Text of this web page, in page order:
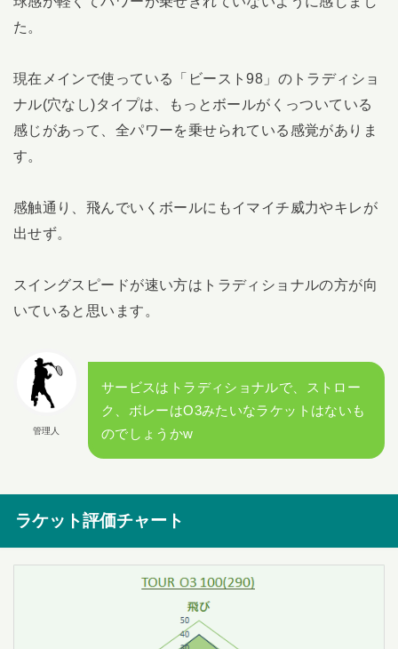
た。
現在メインで使っている「ビースト98」のトラディショ
ナル(穴なし)タイプは、もっとボールがくっついている
感じがあって、全パワーを乗せられている感覚がありま
す。
感触通り、飛んでいくボールにもイマイチ威力やキレが
出せず。
スイングスピードが速い方はトラディショナルの方が向
いていると思います。
管理人
サービスはトラディショナルで、ストロー
ク、ボレーはO3みたいなラケットはないも
のでしょうかw
ラケット評価チャート